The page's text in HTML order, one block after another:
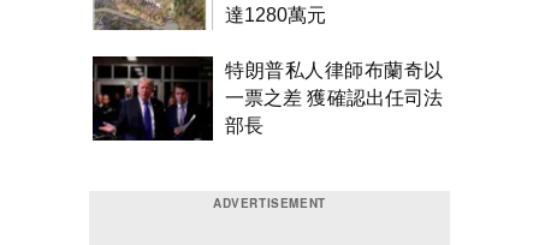
達1280萬元
特朗普私人律師布蘭奇以
一票之差 獲確認出任司法
部長